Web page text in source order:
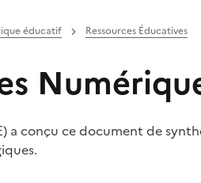
éducatif Ressources Éducatives
a conçu ce document de